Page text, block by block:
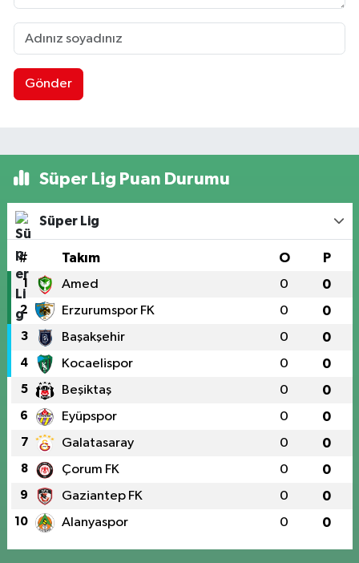
Gönder
Süper Lig Puan Durumu
Süper Lig
# Takım O P
1 Amed 0 0
2 Erzurumspor FK 0 0
3 Başakşehir 0 0
4 Kocaelispor 0 0
5 Beşiktaş 0 0
6 Eyüpspor 0 0
7 Galatasaray 0 0
8 Çorum FK 0 0
9 Gaziantep FK 0 0
10 Alanyaspor 0 0